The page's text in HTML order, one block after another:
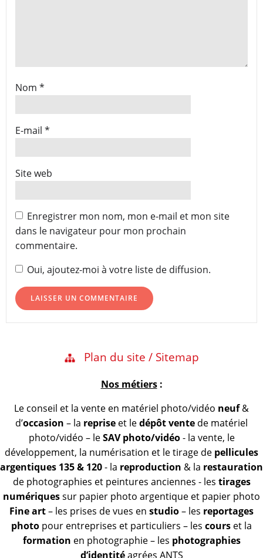
Nom *
E-mail *
Site web
Enregistrer mon nom, mon e-mail et mon site
dans le navigateur pour mon prochain
commentaire.
Oui, ajoutez-moi à votre liste de diffusion.
Plan du site / Sitemap
Nos métiers:
Le conseil et la vente en matériel photo/vidéo neuf&
d’occasion – la reprise et ledépôt vente de matériel
photo/vidéo – leSAV photo/vidéo- la vente, le
développement, la numérisation et le tirage de pellicules
argentiques 135 & 120- la reproduction & la restauration
de photographies et peintures anciennes - les tirages
numériquessur papier photo argentique et papier photo
Fine art– les prises de vues en studio– les reportages
photo pour entreprises et particuliers – les cours et la
formation en photographie – les photographies
d’identitéagrées ANTS